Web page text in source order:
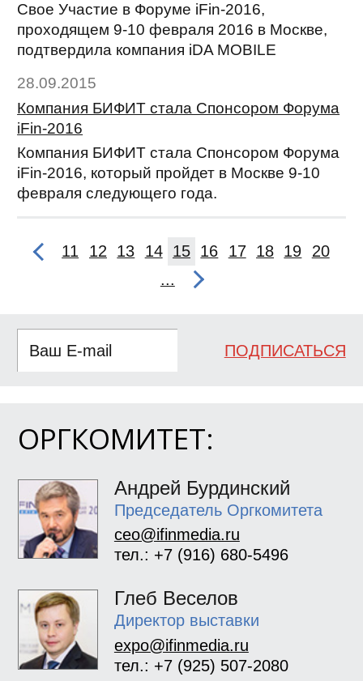
ОРГКОМИТЕТ:
Андрей Бурдинский
Председатель Оргкомитета
ceo@ifinmedia.ru
тел.: +7 (916) 680-5496
Глеб Веселов
Директор выставки
expo@ifinmedia.ru
тел.: +7 (925) 507-2080
Свое Участие в Форуме iFin-2016,
проходящем 9-10 февраля 2016 в Москве,
подтвердила компания iDA MOBILE
28.09.2015
Компания БИФИТ стала Спонсором Форума
iFin-2016
Компания БИФИТ стала Спонсором Форума
iFin-2016, который пройдет в Москве 9-10
февраля следующего года.
11 12 13 14 15 16 17 18 19
20
...
ПОДПИСАТЬСЯ